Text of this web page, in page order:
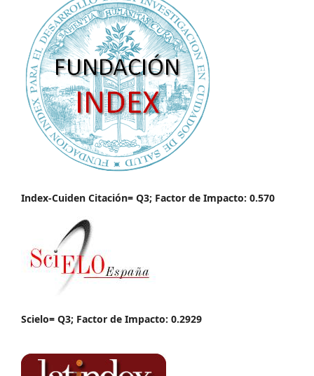
Index-Cuiden Citación= Q3; Factor de Impacto: 0.570
Scielo= Q3; Factor de Impacto: 0.2929